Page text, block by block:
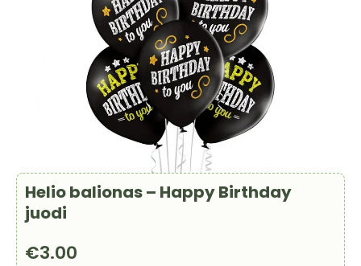
Helio balionas – Happy Birthday
juodi
€3.00